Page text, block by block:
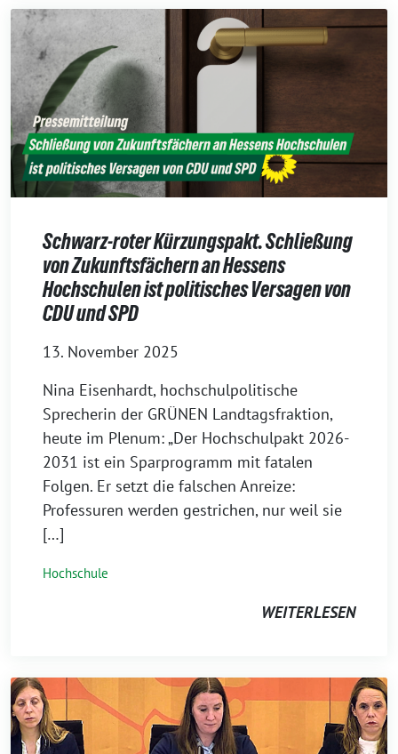
Schwarz-roter Kürzungspakt. Schließung
von Zukunftsfächern an Hessens
Hochschulen ist politisches Versagen von
CDU und SPD
13. November 2025
Nina Eisenhardt, hochschulpolitische
Sprecherin der GRÜNEN Landtagsfraktion,
heute im Plenum: „Der Hochschulpakt 2026-
2031 ist ein Sparprogramm mit fatalen
Folgen. Er setzt die falschen Anreize:
Professuren werden gestrichen, nur weil sie
[…]
Hochschule
WEITERLESEN